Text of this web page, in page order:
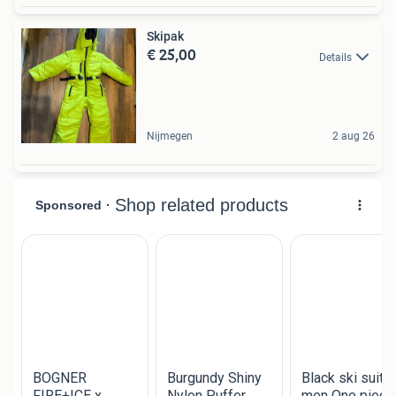
Skipak
€ 25,00 Details
Nijmegen 2 aug 26